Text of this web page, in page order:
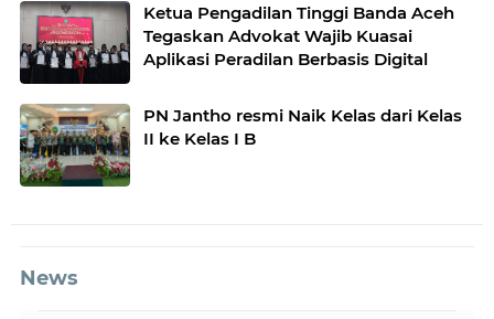
Ketua Pengadilan Tinggi Banda Aceh
Tegaskan Advokat Wajib Kuasai
Aplikasi Peradilan Berbasis Digital
PN Jantho resmi Naik Kelas dari Kelas
II ke Kelas I B
News